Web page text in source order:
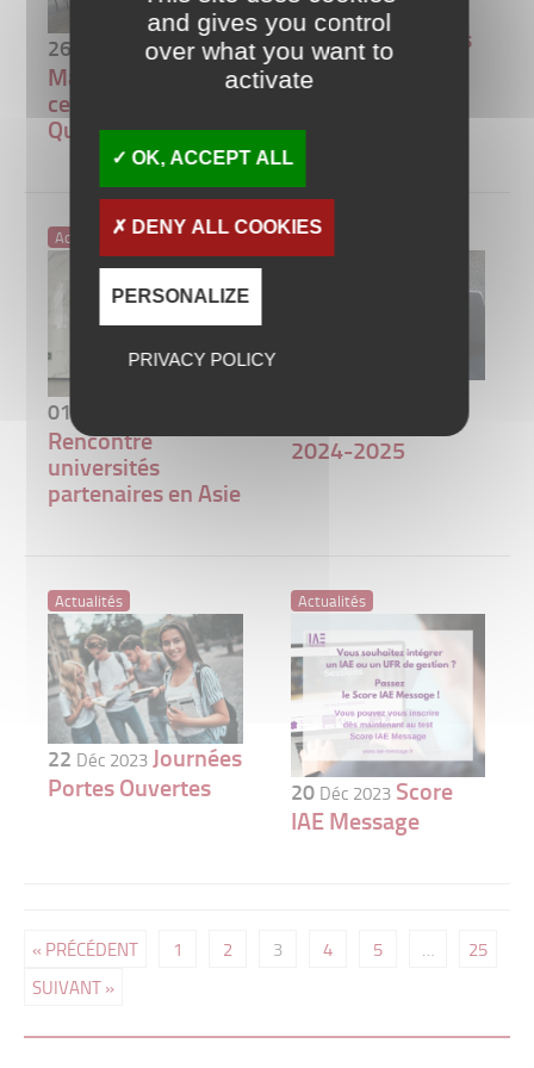
26 Mar 2024
Maintien de la
certification
Qualicert
contre les
violences sexistes
et sexuelles
Actualités
01
Rencontre
universités
partenaires en Asie
Actualités
2024-2025
Actualités
22 Déc 2023Journées
Portes Ouvertes
Actualités
20 Déc 2023 Score
IAE Message
« PRÉCÉDENT 1 2 3 4 5 …
25
SUIVANT »
and gives you control
over what you want to
activate
OK, ACCEPT ALL
DENY ALL COOKIES
PERSONALIZE
PRIVACY POLICY